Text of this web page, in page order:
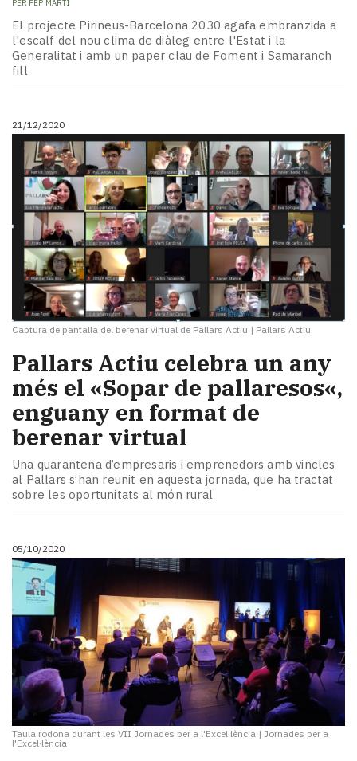
PER PEP MARTÍ
El projecte Pirineus-Barcelona 2030 agafa embranzida a
l'escalf del nou clima de diàleg entre l'Estat i la
Generalitat i amb un paper clau de Foment i Samaranch
fill
21/12/2020
Captura de pantalla del berenar virtual de Pallars Actiu | Pallars Actiu
Pallars Actiu celebra un any
més el «Sopar de pallaresos«,
enguany en format de
berenar virtual
Una quarantena d’empresaris i emprenedors amb vincles
al Pallars s’han reunit en aquesta jornada, que ha tractat
sobre les oportunitats al món rural
05/10/2020
Taula rodona durant les VII Jornades per a l'Excel·lència | Jornades per a
l'Excel·lència